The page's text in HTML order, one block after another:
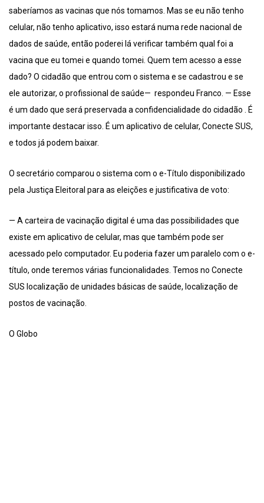
saberíamos as vacinas que nós tomamos. Mas se eu não tenho
celular, não tenho aplicativo, isso estará numa rede nacional de
dados de saúde, então poderei lá verificar também qual foi a
vacina que eu tomei e quando tomei. Quem tem acesso a esse
dado? O cidadão que entrou com o sistema e se cadastrou e se
ele autorizar, o profissional de saúde— respondeu Franco. — Esse
é um dado que será preservada a confidencialidade do cidadão . É
importante destacar isso. É um aplicativo de celular, Conecte SUS,
e todos já podem baixar.
O secretário comparou o sistema com o e-Título disponibilizado
pela Justiça Eleitoral para as eleições e justificativa de voto:
— A carteira de vacinação digital é uma das possibilidades que
existe em aplicativo de celular, mas que também pode ser
acessado pelo computador. Eu poderia fazer um paralelo com o e-
título, onde teremos várias funcionalidades. Temos no Conecte
SUS localização de unidades básicas de saúde, localização de
postos de vacinação.
O Globo